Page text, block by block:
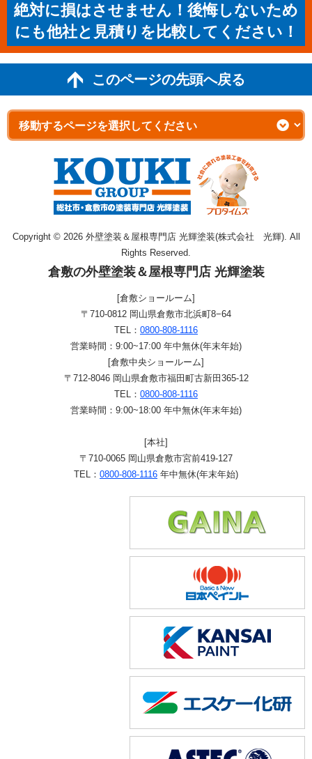
絶対に損はさせません！後悔しないため
にも他社と見積りを比較してください！
このページの先頭へ戻る
Copyright © 2026 外壁塗装＆屋根専門店 光輝塗装(株式会社 光輝). All
Rights Reserved.
倉敷の外壁塗装＆屋根専門店 光輝塗装
[倉敷ショールーム]
〒710-0812 岡山県倉敷市北浜町8−64
TEL： 0800-808-1116
営業時間：9:00~17:00 年中無休(年末年始)
[倉敷中央ショールーム]
〒712-8046 岡山県倉敷市福田町古新田365-12
TEL： 0800-808-1116
営業時間：9:00~18:00 年中無休(年末年始)
[本社]
〒710-0065 岡山県倉敷市宮前419-127
TEL： 0800-808-1116 年中無休(年末年始)